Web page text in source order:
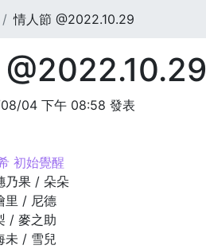
情人節 @2022.10.29
04 下午 08:58 發表
初始覺醒
乃果 / 朵朵
里 / 尼德
/ 麥之助
未 / 雪兒